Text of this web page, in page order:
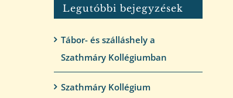
Legutóbbi bejegyzések
Tábor- és szálláshely a
Szathmáry Kollégiumban
Szathmáry Kollégium